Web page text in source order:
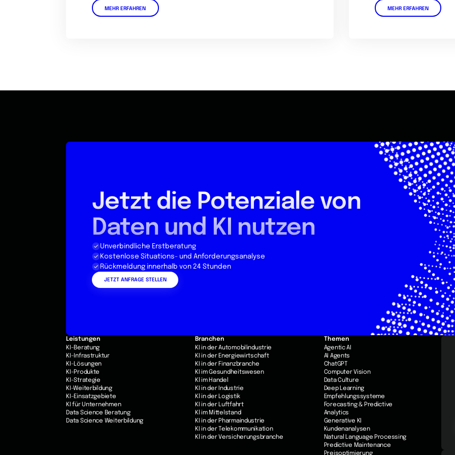
MEHR ERFAHREN MEHR ERFAHREN
Jetzt die Potenziale von
Daten und KI nutzen
Unverbindliche Erstberatung
Kostenlose Situations- und Anforderungsanalyse
Rückmeldung innerhalb von 24 Stunden
JETZT ANFRAGE STELLEN
Leistungen
KI-Beratung
KI-Infrastruktur
KI-Lösungen
KI-Produkte
KI-Strategie
KI-Weiterbildung
KI-Einsatzgebiete
KI für Unternehmen
Data Science Beratung
Data Science Weiterbildung
Branchen
KI in der Automobilindustrie
KI in der Energiewirtschaft
KI in der Finanzbranche
KI im Gesundheitswesen
Kl im Handel
KI in der Industrie
Kl in der Logistik
KI in der Luftfahrt
Kl im Mittelstand
KI in der Pharmaindustrie
KI in der Telekommunikation
Kl in der Versicherungsbranche
Themen
Agentic AI
AI Agents
ChatGPT
Computer Vision
Data Culture
Deep Learning
Empfehlungssysteme
Forecasting & Predictive
Analytics
Generative KI
Kundenanalysen
Natural Language Processing
Predictive Maintenance
Preisoptimierung